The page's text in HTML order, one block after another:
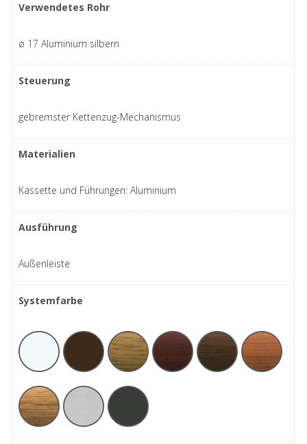
Verwendetes Rohr
ø 17 Aluminium silbern
Steuerung
gebremster Kettenzug-Mechanismus
Materialien
Kassette und Führungen: Aluminium
Ausführung
Außenleiste
Systemfarbe